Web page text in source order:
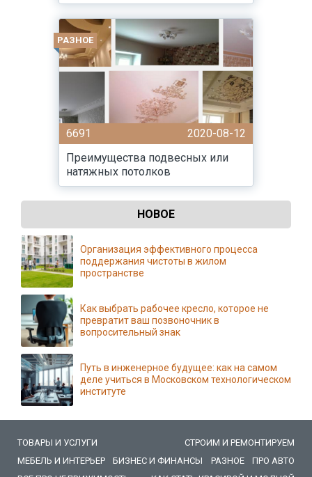
РАЗНОЕ
6691
2020-08-12
Преимущества подвесных или
натяжных потолков
НОВОЕ
Организация эффективного процесса
поддержания чистоты в жилом
пространстве
Как выбрать рабочее кресло, которое не
превратит ваш позвоночник в
вопросительный знак
Путь в инженерное будущее: как на самом
деле учиться в Московском технологическом
институте
ТОВАРЫ И УСЛУГИ
СТРОИМ И РЕМОНТИРУЕМ
МЕБЕЛЬ И ИНТЕРЬЕР
БИЗНЕС И ФИНАНСЫ РАЗНОЕ
ПРО АВТО